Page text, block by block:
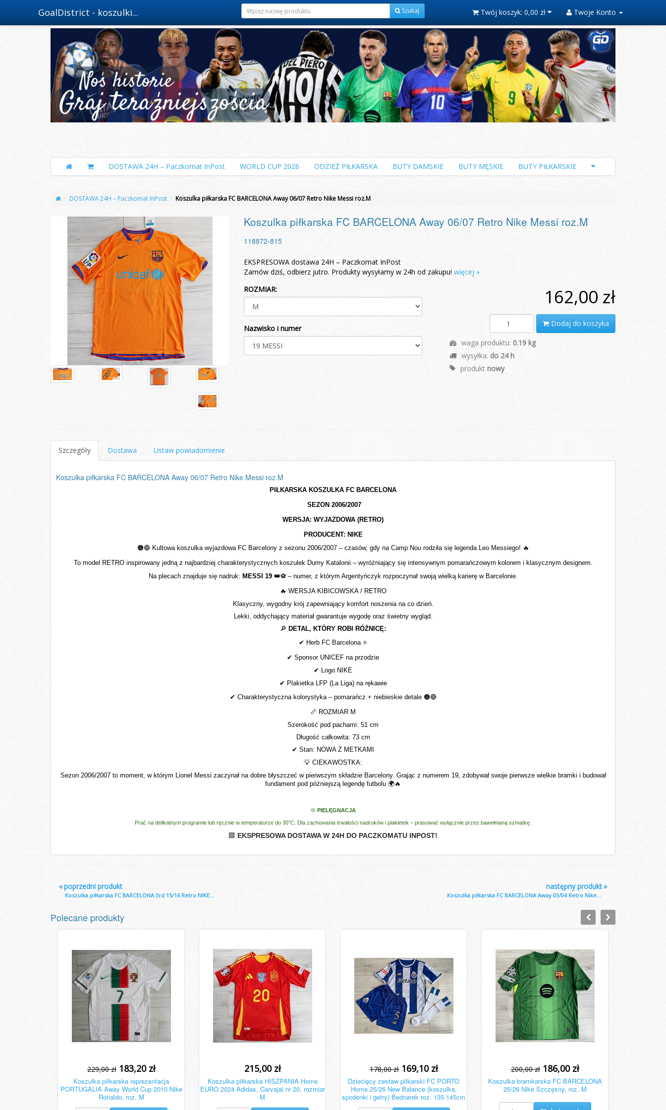
GoalDistrict - koszulki... Szukaj Twój koszyk: 0,00 zł Twoje Konto
DOSTAWA 24H – Paczkomat InPost WORLD CUP 2026 ODZIEŻ PIŁKARSKA BUTY DAMSKIE BUTY MĘSKIE BUTY PIŁKARSKIE
DOSTAWA 24H – Paczkomat InPost Koszulka piłkarska FC BARCELONA Away 06/07 Retro Nike Messi roz.M
Koszulka piłkarska FC BARCELONA Away 06/07 Retro Nike Messi roz.M
118872-815
EKSPRESOWA dostawa 24H – Paczkomat InPost
Zamów dziś, odbierz jutro. Produkty wysyłamy w 24h od zakupu! więcej »
ROZMIAR:
Nazwisko i numer
162,00 zł
Dodaj do koszyka
waga produktu: 0.19 kg
wysyłka: do 24 h
produkt nowy
Szczegóły Dostawa Ustaw powiadomienie
Koszulka piłkarska FC BARCELONA Away 06/07 Retro Nike Messi roz.M
PIŁKARSKA KOSZULKA FC BARCELONA
SEZON 2006/2007
WERSJA: WYJAZDOWA (RETRO)
PRODUCENT: NIKE
🟠🔵Kultowa koszulka wyjazdowa FC Barcelony z sezonu 2006/2007 – czasów, gdy na Camp Nou rodziła się legenda Leo Messiego! 🔥
To model RETRO inspirowany jedną z najbardziej charakterystycznych koszulek Dumy Katalonii – wyróżniający się intensywnym pomarańczowym kolorem i klasycznym designem.
Na plecach znajduje się nadruk: MESSI 19 👑⚽– numer, z którym Argentyńczyk rozpoczynał swoją wielką karierę w Barcelonie.
🔥 WERSJA KIBICOWSKA / RETRO
Klasyczny, wygodny krój zapewniający komfort noszenia na co dzień.
Lekki, oddychający materiał gwarantuje wygodę oraz świetny wygląd.
🔎 DETAL, KTÓRY ROBI RÓŻNICĘ:
✔ Herb FC Barcelona ⭐
✔ Sponsor UNICEF na przodzie
✔ Logo NIKE
✔ Plakietka LFP (La Liga) na rękawie
✔ Charakterystyczna kolorystyka – pomarańcz + niebieskie detale 🟠🔵
📏 ROZMIAR M
Szerokość pod pachami: 51 cm
Długość całkowita: 73 cm
✔ Stan: NOWA Z METKAMI
💡 CIEKAWOSTKA:
Sezon 2006/2007 to moment, w którym Lionel Messi zaczynał na dobre błyszczeć w pierwszym składzie Barcelony. Grając z numerem 19, zdobywał swoje pierwsze wielkie bramki i budował
fundament pod późniejszą legendę futbolu 🌍🔥
🧼 PIELĘGNACJA
Prać na delikatnym programie lub ręcznie w temperaturze do 30°C. Dla zachowania trwałości nadruków i plakietek – prasować wyłącznie przez bawełnianą szmatkę.
🟩 EKSPRESOWA DOSTAWA W 24H DO PACZKOMATU INPOST!
«poprzedni produkt
Koszulka piłkarska FC BARCELONA 3rd 15/16 Retro NIKE...
»
następny produkt
Koszulka piłkarska FC BARCELONA Away 03/04 Retro Nike...
Polecane produkty
229,00 zł 183,20 zł
Koszulka piłkarska reprezentacja
PORTUGALIA Away World Cup 2010 Nike
Ronaldo, roz. M
215,00 zł
Koszulka piłkarska HISZPANIA Home
EURO 2024 Adidas, Carvajal nr 20, rozmiar
M
178,00 zł 169,10 zł
Dziecięcy zestaw piłkarski FC PORTO
Home 25/26 New Balance (koszulka,
spodenki i getry) Bednarek roz. 135-145cm
200,00 zł 186,00 zł
Koszulka bramkarska FC BARCELONA
25/26 Nike Szczęsny, roz. M